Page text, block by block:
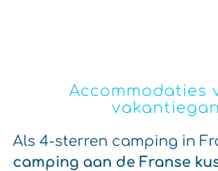
Accommodaties
Als 4-sterren camping in
camping aan de Franse